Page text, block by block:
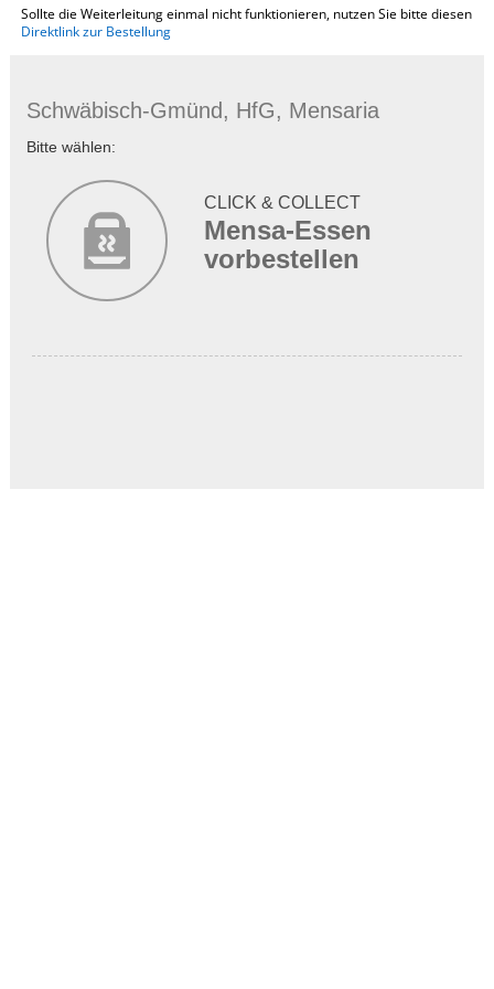
Sollte die Weiterleitung einmal nicht funktionieren, nutzen Sie bitte diesen
Direktlink zur Bestellung